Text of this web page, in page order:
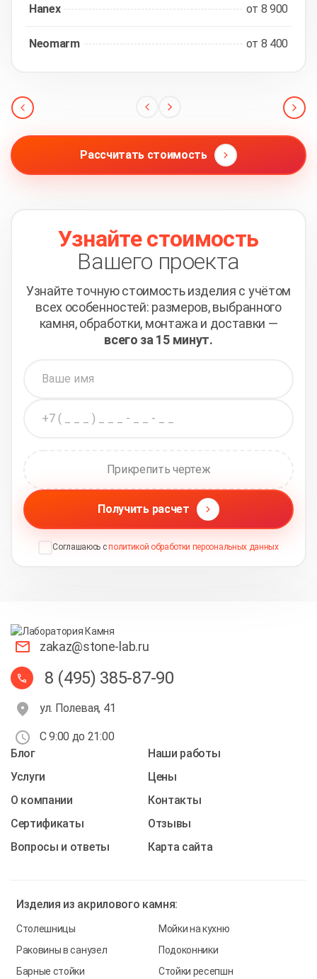
Hanex от 8 900
Neomarm от 8 400
Рассчитать стоимость
Узнайте стоимость
Вашего проекта
Узнайте точную стоимость изделия с учётом
всех особенностей: размеров, выбранного
камня, обработки, монтажа и доставки —
всего за 15 минут.
Прикрепить чертеж
Получить расчет
Соглашаюсь сполитикой обработки персональных данных
zakaz@stone-lab.ru
8 (495) 385-87-90
ул. Полевая, 41
С 9:00 до 21:00
Блог
Наши работы
Услуги
Цены
О компании
Контакты
Cертификаты
Отзывы
Вопросы и ответы
Карта сайта
Изделия из акрилового камня:
Столешницы
Мойки на кухню
Раковины в санузел
Подоконники
Барные стойки
Стойки ресепшн